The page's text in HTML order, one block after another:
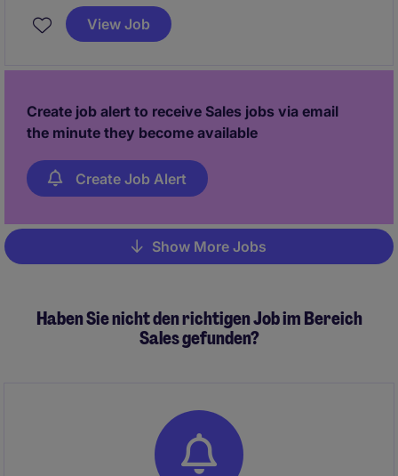
combines commercial administration and office
management responsibilities in a fast-evolving
View Job
Create job alert to receive Sales jobs via email
the minute they become available
Create Job Alert
Pagination
Show More Jobs
Haben Sie nicht den richtigen Job im Bereich
Sales gefunden?